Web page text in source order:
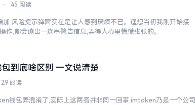
⋅ 45 阅读
,风险提示弹窗实在是让人感到厌烦不已。遥想当初我刚开始接
作,都会蹦出一连串警告信息,弄得人心里慌慌张张的。
到底啥区别 一文说清楚
29 阅读
钱包弄混淆了,实际上这两者并非同一回事,imtoken乃是一个公司